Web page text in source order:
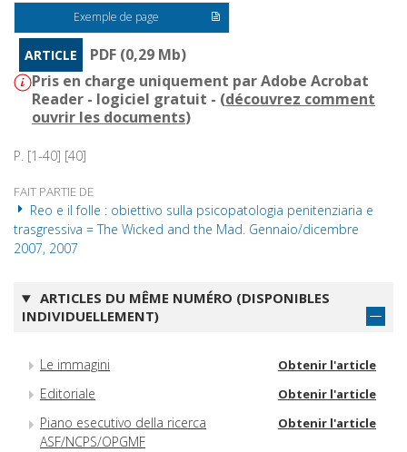
Exemple de page
ARTICLE
PDF (0,29 Mb)
Pris en charge uniquement par Adobe Acrobat
Reader - logiciel gratuit - (découvrez comment
ouvrir les documents)
P. [1-40] [40]
FAIT PARTIE DE
Reo e il folle : obiettivo sulla psicopatologia penitenziaria e
trasgressiva = The Wicked and the Mad. Gennaio/dicembre
2007, 2007
ARTICLES DU MÊME NUMÉRO (DISPONIBLES
INDIVIDUELLEMENT)
Le immagini Obtenir l'article
Editoriale Obtenir l'article
Piano esecutivo della ricerca
ASF/NCPS/OPGMF
Obtenir l'article